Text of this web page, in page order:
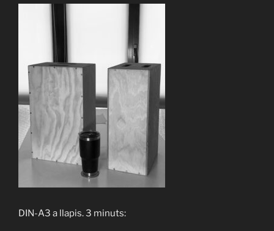
DIN-A3 a llapis. 3 minuts: